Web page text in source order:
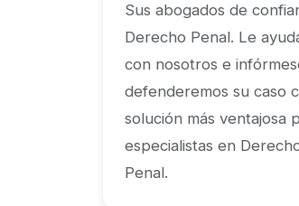
Sus abogados de
Derecho Penal. Le
con nosotros e
defenderemos su caso
solución más ventajosa
especialistas en
Penal.